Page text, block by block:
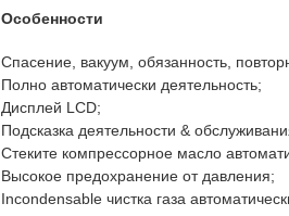
Особенности
Спасение, вакуум, обязанность,
Полно автоматически деятельность;
Дисплей LCD;
Подсказка деятельности &
Стеките компрессорное масло
Высокое предохранение от давления;
Incondensable чистка газа